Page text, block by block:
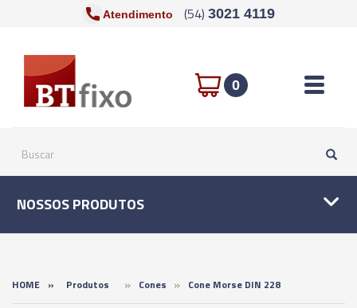
Atendimento (54) 3021 4119
0 Toggle
NOSSOS PRODUTOS
HOME » Produtos » Cones » Cone Morse DIN 228